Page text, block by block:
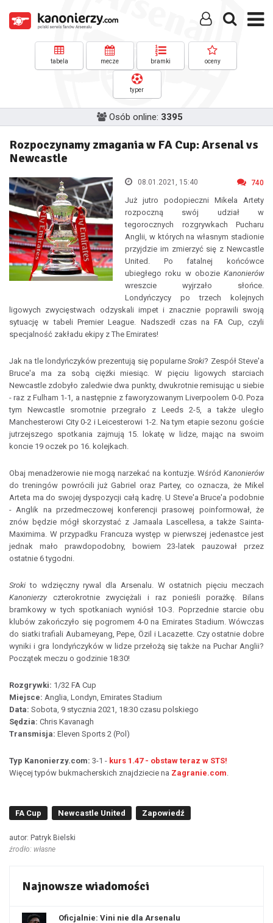
tabela mecze bramki oceny
typer
Osób online: 3395
Rozpoczynamy zmagania w FA Cup: Arsenal vs
Newcastle
08.01.2021, 15:40 740
Już jutro podopieczni Mikela Artety
rozpoczną swój udział w
tegorocznych rozgrywkach Pucharu
Anglii, w których na własnym stadionie
przyjdzie im zmierzyć się z Newcastle
United. Po fatalnej końcówce
ubiegłego roku w obozie Kanonierów
wreszcie wyjrzało słońce.
Londyńczycy po trzech kolejnych
ligowych zwycięstwach odzyskali impet i znacznie poprawili swoją
sytuację w tabeli Premier League. Nadszedł czas na FA Cup, czyli
specjalność zakładu ekipy z The Emirates!
Jak na tle londyńczyków prezentują się popularneSroki? Zespół Steve'a
Bruce'a ma za sobą ciężki miesiąc. W pięciu ligowych starciach
Newcastle zdobyło zaledwie dwa punkty, dwukrotnie remisując u siebie
- raz z Fulham 1-1, a następnie z faworyzowanym Liverpoolem 0-0. Poza
tym Newcastle sromotnie przegrało z Leeds 2-5, a także uległo
Manchesterowi City 0-2 i Leicesterowi 1-2. Na tym etapie sezonu goście
jutrzejszego spotkania zajmują 15. lokatę w lidze, mając na swoim
koncie 19 oczek po 16. kolejkach.
Obaj menadżerowie nie mogą narzekać na kontuzje. Wśród Kanonierów
do treningów powrócili już Gabriel oraz Partey, co oznacza, że Mikel
Arteta ma do swojej dyspozycji całą kadrę. U Steve'a Bruce'a podobnie
- Anglik na przedmeczowej konferencji prasowej poinformował, że
znów będzie mógł skorzystać z Jamaala Lascellesa, a także Sainta-
Maximima. W przypadku Francuza występ w pierwszej jedenastce jest
jednak mało prawdopodobny, bowiem 23-latek pauzował przez
ostatnie 6 tygodni.
Sroki to wdzięczny rywal dla Arsenalu. W ostatnich pięciu meczach
Kanonierzyczterokrotnie zwyciężali i raz ponieśli porażkę. Bilans
bramkowy w tych spotkaniach wyniósł 10-3. Poprzednie starcie obu
klubów zakończyło się pogromem 4-0 na Emirates Stadium. Wówczas
do siatki trafiali Aubameyang, Pepe, Özil i Lacazette. Czy ostatnie dobre
wyniki i gra londyńczyków w lidze przełożą się także na Puchar Anglii?
Początek meczu o godzinie 18:30!
Rozgrywki: 1/32 FA Cup
Miejsce: Anglia, Londyn, Emirates Stadium
Data: Sobota, 9 stycznia 2021, 18:30 czasu polskiego
Sędzia: Chris Kavanagh
Transmisja: Eleven Sports 2 (Pol)
Typ Kanonierzy.com: 3-1 - kurs 1.47 - obstaw teraz w STS!
Więcej typów bukmacherskich znajdziecie na Zagranie.com.
FA Cup Newcastle United Zapowiedź
autor: Patryk Bielski
źrodło: własne
Najnowsze wiadomości
Oficjalnie: Vini nie dla Arsenalu